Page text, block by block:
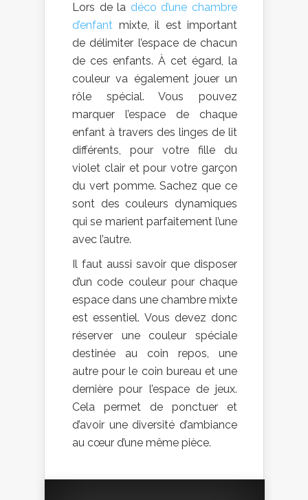
Lors de la déco d’une chambre
d’enfant mixte, il est important
de délimiter l’espace de chacun
de ces enfants. À cet égard, la
couleur va également jouer un
rôle spécial. Vous pouvez
marquer l’espace de chaque
enfant à travers des linges de lit
différents, pour votre fille du
violet clair et pour votre garçon
du vert pomme. Sachez que ce
sont des couleurs dynamiques
qui se marient parfaitement l’une
avec l’autre.
Il faut aussi savoir que disposer
d’un code couleur pour chaque
espace dans une chambre mixte
est essentiel. Vous devez donc
réserver une couleur spéciale
destinée au coin repos, une
autre pour le coin bureau et une
dernière pour l’espace de jeux.
Cela permet de ponctuer et
d’avoir une diversité d’ambiance
au cœur d’une même pièce.